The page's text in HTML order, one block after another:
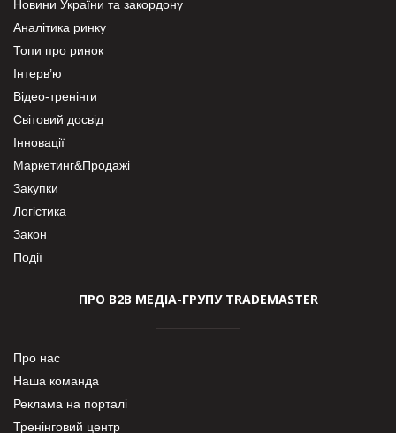
Новини України та закордону
Аналітика ринку
Топи про ринок
Інтерв’ю
Відео-тренінги
Світовий досвід
Інновації
Маркетинг&Продажі
Закупки
Логістика
Закон
Події
ПРО В2В МЕДІА-ГРУПУ TRADEMASTER
Про нас
Наша команда
Реклама на порталі
Тренінговий центр